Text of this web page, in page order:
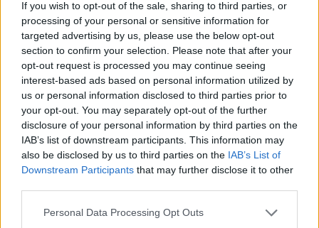
If you wish to opt-out of the sale, sharing to third parties, or
processing of your personal or sensitive information for
targeted advertising by us, please use the below opt-out
section to confirm your selection. Please note that after your
opt-out request is processed you may continue seeing
interest-based ads based on personal information utilized by
us or personal information disclosed to third parties prior to
your opt-out. You may separately opt-out of the further
disclosure of your personal information by third parties on the
IAB’s list of downstream participants. This information may
also be disclosed by us to third parties on the IAB’s List of
Downstream Participants that may further disclose it to other
Personal Data Processing Opt Outs